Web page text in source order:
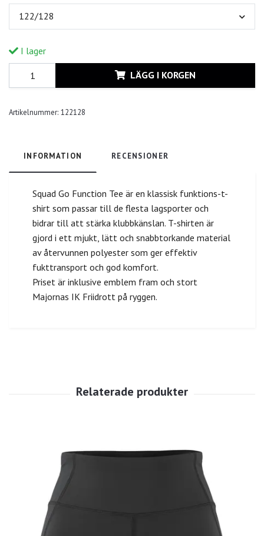
122/128
I lager
LÄGG I KORGEN
Artikelnummer: 122128
INFORMATION RECENSIONER
Squad Go Function Tee är en klassisk funktions-t-
shirt som passar till de flesta lagsporter och
bidrar till att stärka klubbkänslan. T-shirten är
gjord i ett mjukt, lätt och snabbtorkande material
av återvunnen polyester som ger effektiv
fukttransport och god komfort.
Priset är inklusive emblem fram och stort
Majornas IK Friidrott på ryggen.